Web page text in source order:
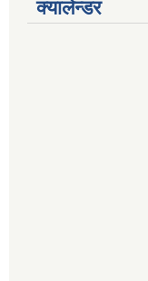
क्यालेन्डर